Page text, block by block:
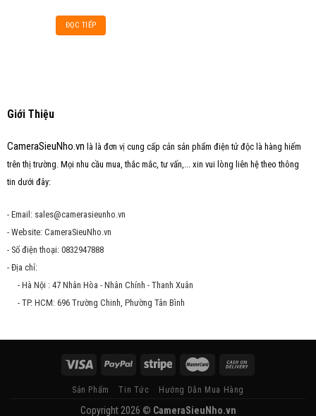
ĐỌC TIẾP
Giới Thiệu
CameraSieuNho.vn là là đơn vị cung cấp cản sản phẩm điện tử độc là hàng hiếm
trên thị trường. Mọi nhu cầu mua, thắc mắc, tư vấn,... xin vui lòng liên hệ theo thông
tin dưới đây:
- Email: sales@camerasieunho.vn
- Website: CameraSieuNho.vn
- Số điện thoại: 0832947888
- Địa chỉ:
- Hà Nội : 47 Nhân Hòa - Nhân Chính - Thanh Xuân
- TP. HCM: 696 Trường Chinh, Phường Tân Bình
Sản Phẩm Tin Tức Hướng Dẫn Mua Hàng
Copyright 2026 © CameraSieuNho.vn